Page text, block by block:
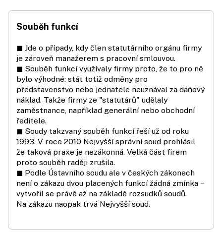
Souběh funkcí
◼ Jde o případy, kdy člen statutárního orgánu firmy
je zároveň manažerem s pracovní smlouvou.
◼ Souběh funkcí využívaly firmy proto, že to pro ně
bylo výhodné: stát totiž odměny pro
představenstvo nebo jednatele neuznával za daňový
náklad. Takže firmy ze "statutárů" udělaly
zaměstnance, například generální nebo obchodní
ředitele.
◼ Soudy takzvaný souběh funkcí řeší už od roku
1993. V roce 2010 Nejvyšší správní soud prohlásil,
že taková praxe je nezákonná. Velká část firem
proto souběh raději zrušila.
◼ Podle Ústavního soudu ale v českých zákonech
není o zákazu dvou placených funkcí žádná zmínka −
vytvořil se právě až na základě rozsudků soudů.
Na zákazu naopak trvá Nejvyšší soud.